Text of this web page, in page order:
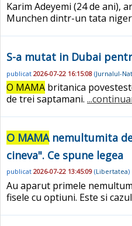
Karim Adeyemi (24 de ani),
Munchen dintr-un tata
S-a mutat in Dubai
publicat 2026-07-22 16:15:08 (Jurnalul-
O MAMA britanica
de trei saptamani.
O MAMAnemultumita
cineva". Ce spune legea
publicat 2026-07-22 13:45:09 (Libertatea)
Au aparut primele
fisele cu optiuni. Este si